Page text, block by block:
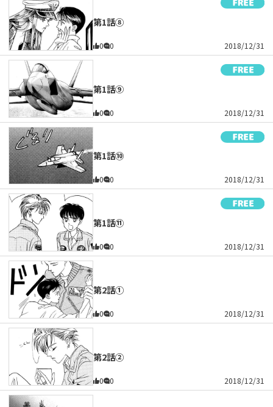
第1話⑧
0 0 2018/12/31
第1話⑨
0 0 2018/12/31
第1話⑩
0 0 2018/12/31
第1話⑪
0 0 2018/12/31
第2話①
0 0 2018/12/31
第2話②
0 0 2018/12/31